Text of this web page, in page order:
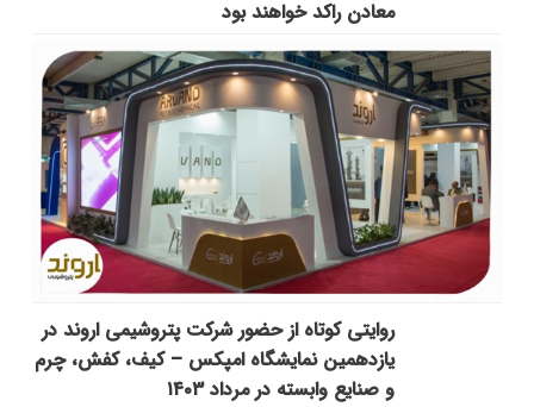
معادن راکد خواهند بود
روایتی کوتاه از حضور شرکت پتروشیمی اروند در
یازدهمین نمایشگاه امپکس‌ – کیف، کفش، چرم
و صنایع وابسته در مرداد ۱۴۰۳